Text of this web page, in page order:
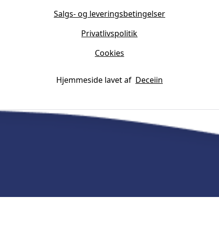
Salgs- og leveringsbetingelser
Privatlivspolitik
Cookies
Hjemmeside lavet af Deceiin